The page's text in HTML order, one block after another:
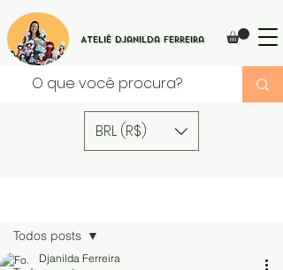
Ateliê Djanilda Ferreira
BRL (R$)
Todos posts
Djanilda Ferreira